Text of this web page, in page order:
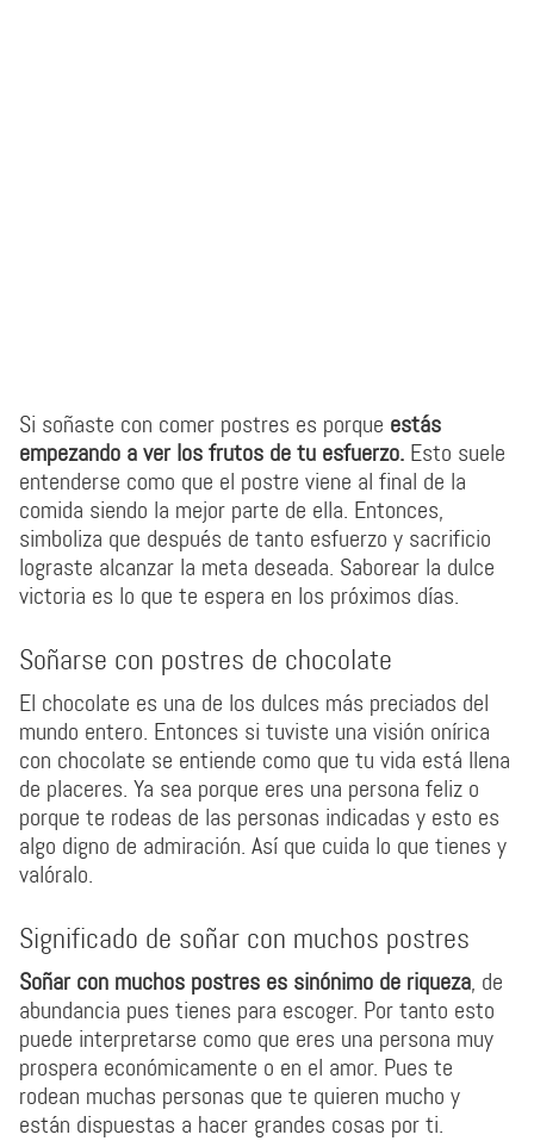
Si soñaste con comer postres es porque estás
empezando a ver los frutos de tu esfuerzo. Esto suele
entenderse como que el postre viene al final de la
comida siendo la mejor parte de ella. Entonces,
simboliza que después de tanto esfuerzo y sacrificio
lograste alcanzar la meta deseada. Saborear la dulce
victoria es lo que te espera en los próximos días.
Soñarse con postres de chocolate
El chocolate es una de los dulces más preciados del
mundo entero. Entonces si tuviste una visión onírica
con chocolate se entiende como que tu vida está llena
de placeres. Ya sea porque eres una persona feliz o
porque te rodeas de las personas indicadas y esto es
algo digno de admiración. Así que cuida lo que tienes y
valóralo.
Significado de soñar con muchos postres
Soñar con muchos postres es sinónimo de riqueza, de
abundancia pues tienes para escoger. Por tanto esto
puede interpretarse como que eres una persona muy
prospera económicamente o en el amor. Pues te
rodean muchas personas que te quieren mucho y
están dispuestas a hacer grandes cosas por ti.